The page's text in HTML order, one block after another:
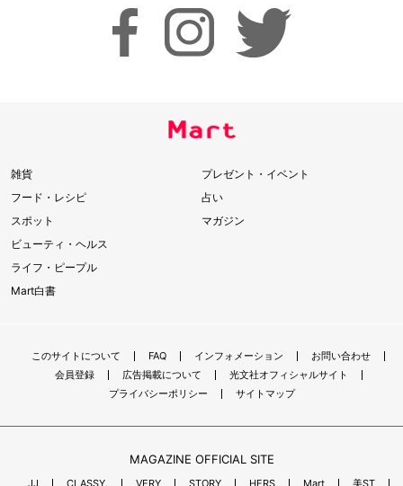
雑貨
フード・レシピ
スポット
ビューティ・ヘルス
ライフ・ピープル
Mart白書
プレゼント・イベント
占い
マガジン
このサイトについて FAQ インフォメーション
お問い合わせ
会員登録
広告掲載について
光文社オフィシャルサイト
プライバシーポリシー
サイトマップ
MAGAZINE OFFICIAL SITE